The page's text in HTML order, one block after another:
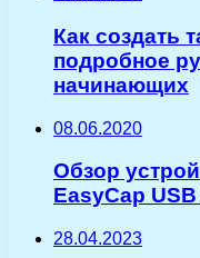
Как создать
подробное
начинающих
08.06.2020
Обзор
EasyCap
28.04.2023